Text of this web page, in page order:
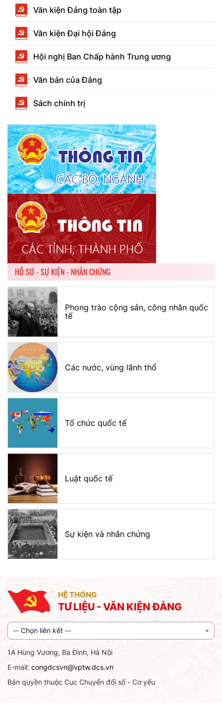
Văn kiện Đảng toàn tập
Văn kiện Đại hội Đảng
Hội nghị Ban Chấp hành Trung ương
Văn bản của Đảng
Sách chính trị
HỒ SƠ - SỰ KIỆN - NHÂN CHỨNG
Phong trào cộng sản, công nhân quốc
tế
Các nước, vùng lãnh thổ
Tổ chức quốc tế
Luật quốc tế
Sự kiện và nhân chứng
HỆ THỐNG
TƯ LIỆU - VĂN KIỆN ĐẢNG
-- Chọn liên kết --
1A Hùng Vương, Ba Đình, Hà Nội
E-mail: congdcsvn@vptw.dcs.vn
Bản quyền thuộc Cục Chuyển đổi số - Cơ yếu